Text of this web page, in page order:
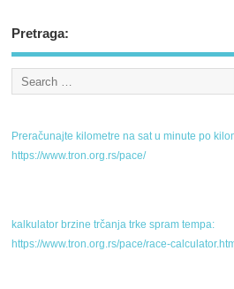
Pretraga:
Preračunajte kilometre na sat u minute po
https://www.tron.org.rs/pace/
kalkulator brzine trčanja trke spram tempa:
https://www.tron.org.rs/pace/race-